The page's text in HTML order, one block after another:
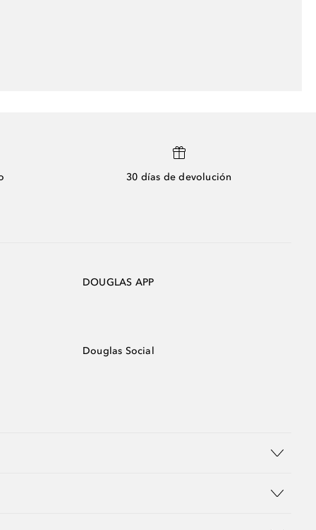
30 días de devolución
DOUGLAS APP
Douglas Social